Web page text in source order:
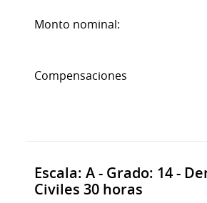
Monto nominal:
Compensaciones
Escala: A - Grado: 14 -
Civiles 30 horas